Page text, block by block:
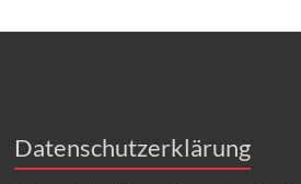
Datenschutzerklärung